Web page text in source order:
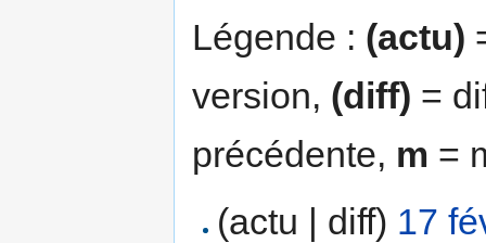
Légende : (actu)
version, (diff) =
précédente, m =
(actu | diff) 17